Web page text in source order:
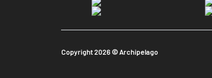
Copyright 2026 © Archipelago